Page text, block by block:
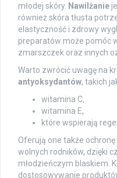
młodej skóry. Nawilżanie
również skóra tłusta
elastyczność i zdrowy
preparatów może pomóc
zmarszczek oraz innych
Warto zwrócić uwagę na
antyoksydantów, takich
witamina C,
witamina E,
które wspierają
Oferują one także
wolnych rodników, dzięki
młodzieńczym blaskiem.
dostosowywanie